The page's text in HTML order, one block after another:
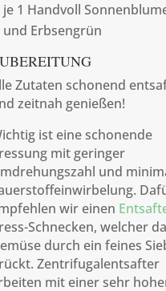
je 1 Handvoll
und Erbsengrün
Zutaten schonend
zeitnah genießen!
ist eine schonende
mit geringer
und
wir einen
Schnecken, welcher
durch ein feines
Zentrifugalentsafter
mit einer sehr